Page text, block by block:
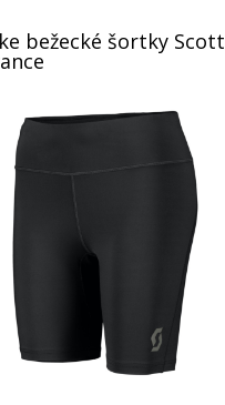
bežecké šortky Scott